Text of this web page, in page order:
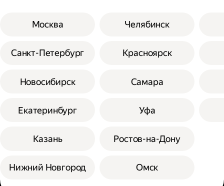
Москва
Санкт-Петербург
Новосибирск
Екатеринбург
Казань
Нижний Новгород
Челябинск
Красноярск
Самара
Уфа
Ростов-на-Дону
Омск